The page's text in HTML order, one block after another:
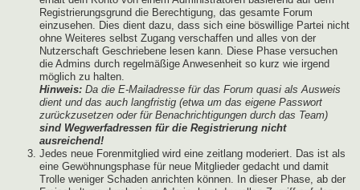
Registrierungsgrund die Berechtigung, das gesamte Forum
einzusehen. Dies dient dazu, dass sich eine böswillige Partei nicht
ohne Weiteres selbst Zugang verschaffen und alles von der
Nutzerschaft Geschriebene lesen kann. Diese Phase versuchen
die Admins durch regelmäßige Anwesenheit so kurz wie irgend
möglich zu halten.
Hinweis: Da die E-Mailadresse für das Forum quasi als Ausweis
dient und das auch langfristig (etwa um das eigene Passwort
zurückzusetzen oder für Benachrichtigungen durch das Team)
sind Wegwerfadressen für die Registrierung nicht
ausreichend!
Jedes neue Forenmitglied wird eine zeitlang moderiert. Das ist als
eine Gewöhnungsphase für neue Mitglieder gedacht und damit
Trolle weniger Schaden anrichten können. In dieser Phase, ab der